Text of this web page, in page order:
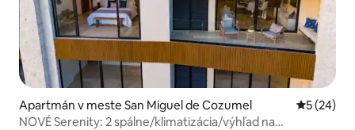
Apartmán v meste San Miguel de Cozumel
5 (24)
NOVÉ Serenity: 2 spálne/klimatizácia/výhľad na